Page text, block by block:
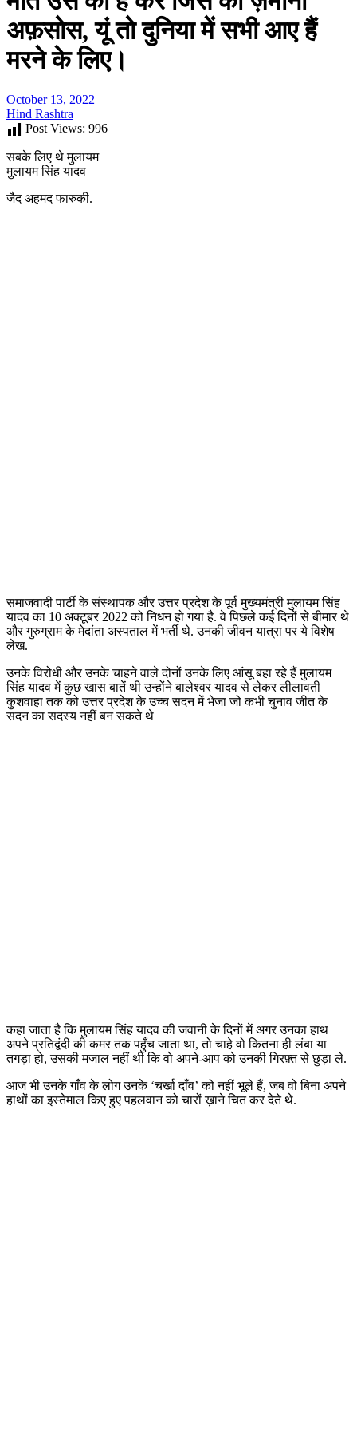
अफ़सोस, यूं तो दुनिया में सभी आए हैं
मरने के लिए।
October 13, 2022
Hind Rashtra
Post Views: 996
सबके लिए थे मुलायम
मुलायम सिंह यादव
जैद अहमद फारुकी.
समाजवादी पार्टी के संस्थापक और उत्तर प्रदेश के पूर्व मुख्यमंत्री मुलायम सिंह
यादव का 10 अक्टूबर 2022 को निधन हो गया है. वे पिछले कई दिनों से बीमार थे
और गुरुग्राम के मेदांता अस्पताल में भर्ती थे. उनकी जीवन यात्रा पर ये विशेष
लेख.
उनके विरोधी और उनके चाहने वाले दोनों उनके लिए आंसू बहा रहे हैं मुलायम
सिंह यादव में कुछ खास बातें थी उन्होंने बालेश्वर यादव से लेकर लीलावती
कुशवाहा तक को उत्तर प्रदेश के उच्च सदन में भेजा जो कभी चुनाव जीत के
सदन का सदस्य नहीं बन सकते थे
कहा जाता है कि मुलायम सिंह यादव की जवानी के दिनों में अगर उनका हाथ
अपने प्रतिद्वंदी की कमर तक पहुँच जाता था, तो चाहे वो कितना ही लंबा या
तगड़ा हो, उसकी मजाल नहीं थी कि वो अपने-आप को उनकी गिरफ़्त से छुड़ा ले.
आज भी उनके गाँव के लोग उनके ‘चर्खा दाँव’ को नहीं भूले हैं, जब वो बिना अपने
हाथों का इस्तेमाल किए हुए पहलवान को चारों ख़ाने चित कर देते थे.